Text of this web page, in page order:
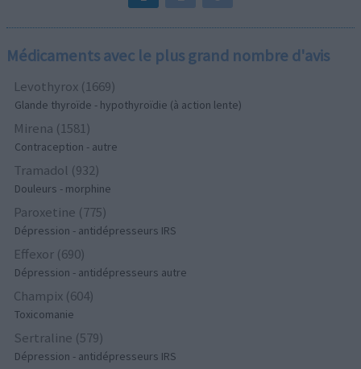
Médicaments avec le plus grand nombre d'avis
Levothyrox (1669)
Glande thyroïde - hypothyroïdie (à action lente)
Mirena (1581)
Contraception - autre
Tramadol (932)
Douleurs - morphine
Paroxetine (775)
Dépression - antidépresseurs IRS
Effexor (690)
Dépression - antidépresseurs autre
Champix (604)
Toxicomanie
Sertraline (579)
Dépression - antidépresseurs IRS